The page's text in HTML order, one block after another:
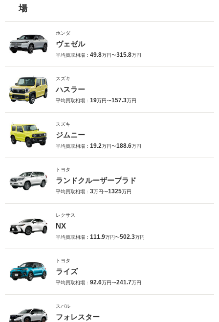
場
ホンダ
ヴェゼル
平均買取相場： 49.8万円〜315.8万円
スズキ
ハスラー
平均買取相場： 19万円〜157.3万円
スズキ
ジムニー
平均買取相場： 19.2万円〜188.6万円
トヨタ
ランドクルーザープラド
平均買取相場： 3万円〜1325万円
レクサス
NX
平均買取相場： 111.9万円〜502.3万円
トヨタ
ライズ
平均買取相場： 92.6万円〜241.7万円
スバル
フォレスター